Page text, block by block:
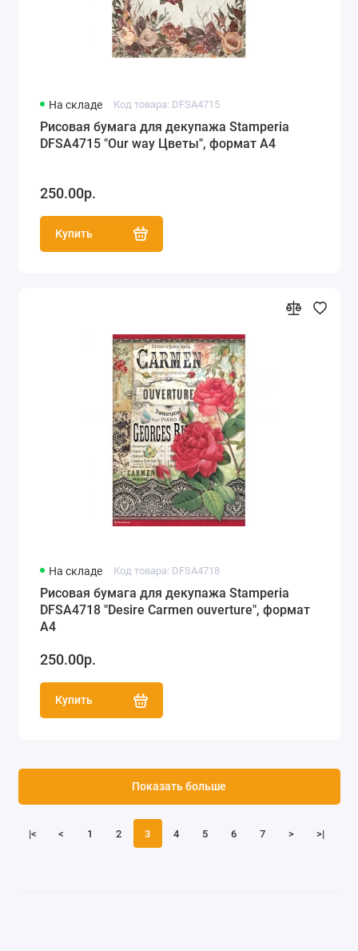
На складе Код товара: DFSA4715
Рисовая бумага для декупажа Stamperia
DFSA4715 "Our way Цветы", формат А4
250.00р.
Купить
На складе Код товара: DFSA4718
Рисовая бумага для декупажа Stamperia
DFSA4718 "Desire Carmen ouverture", формат
А4
250.00р.
Купить
|< < 1 2 3 4 5 6 7 > >|
Показать больше